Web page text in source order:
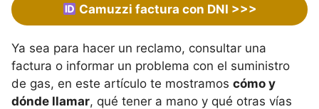
Camuzzi factura con DNI >>>
Ya sea para hacer un reclamo, consultar una
factura o informar un problema con el suministro
de gas, en este artículo te mostramos cómo y
dónde llamar, qué tener a mano y qué otras vías